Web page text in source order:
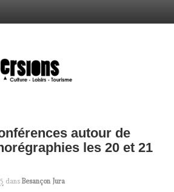
autour de
les 20 et 21
dans Besançon Jura